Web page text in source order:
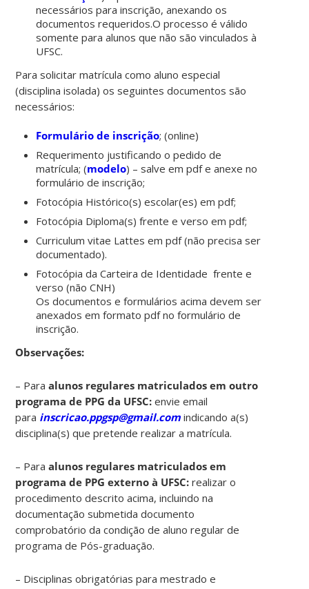
necessários para inscrição, anexando os
documentos requeridos.O processo é válido
somente para alunos que não são vinculados à
UFSC.
Para solicitar matrícula como aluno especial
(disciplina isolada) os seguintes documentos são
necessários:
Formulário de inscrição; (online)
Requerimento justificando o pedido de
matrícula; (modelo) – salve em pdf e anexe no
formulário de inscrição;
Fotocópia Histórico(s) escolar(es) em pdf;
Fotocópia Diploma(s) frente e verso em pdf;
Curriculum vitae Lattes em pdf (não precisa ser
documentado).
Fotocópia da Carteira de Identidade frente e
verso (não CNH)
Os documentos e formulários acima devem ser
anexados em formato pdf no formulário de
inscrição.
Observações:
– Paraalunos regulares matriculados em outro
programa de PPG da UFSC: envie email
para inscricao.ppgsp@gmail.com indicando a(s)
disciplina(s) que pretende realizar a matrícula.
– Paraalunos regulares matriculados em
programa de PPG externo à UFSC:realizar o
procedimento descrito acima, incluindo na
documentação submetida documento
comprobatório da condição de aluno regular de
programa de Pós-graduação.
– Disciplinas obrigatórias para mestrado e